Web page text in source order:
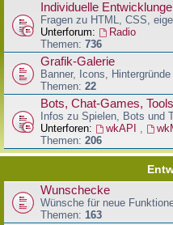
Individuelle
Fragen zu HTML, CSS,
Unterforum:
Radio
Themen: 736
Grafik-Galerie
Banner, Icons,
Themen: 22
Bots, Chat-Games, Tools
Infos zu Spielen, Bots und
Unterforen:
wkAPI ,
Themen: 206
Wunschecke
Wünsche für neue
Themen: 163